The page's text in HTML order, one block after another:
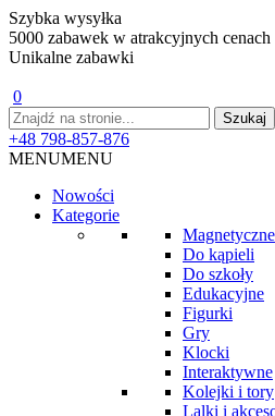
Szybka wysyłka
5000 zabawek w atrakcyjnych cenach
Unikalne zabawki
0
+48 798-857-876
MENUMENU
Nowości
Kategorie
Magnetyczne
Do kąpieli
Do szkoły
Edukacyjne
Figurki
Gry
Klocki
Interaktywne
Kolejki i tory
Lalki i